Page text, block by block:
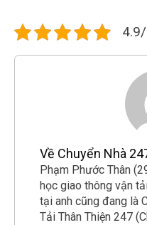
Về Chuyển Nhà
Phạm Phước Thân
học giao thông vận
tại anh cũng đang là
Tải Thân Thiện 247